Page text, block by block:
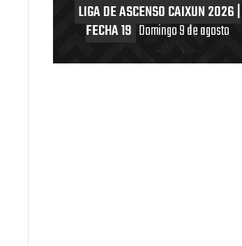
LIGA DE ASCENSO CAIXUN 2026 |
FECHA 19 Domingo 9 de agosto